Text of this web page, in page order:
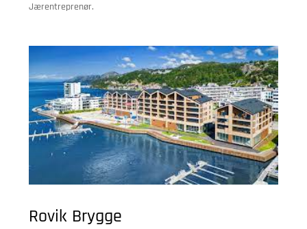
Jærentreprenør.
Rovik Brygge